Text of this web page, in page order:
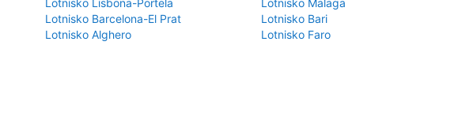
Lotnisko Lisbona-Portela
Lotnisko Malaga
Lotnisko Barcelona-El Prat
Lotnisko Bari
Lotnisko Alghero
Lotnisko Faro